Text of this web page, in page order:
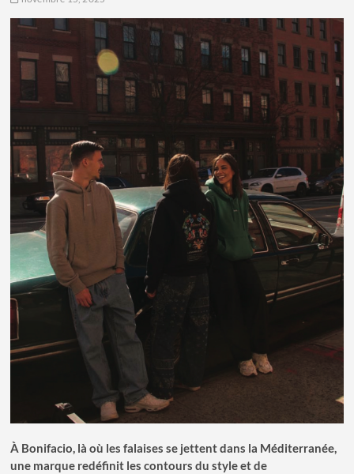
À Bonifacio, là où les falaises se jettent dans la Méditerranée,
une marque redéfinit les contours du style et de